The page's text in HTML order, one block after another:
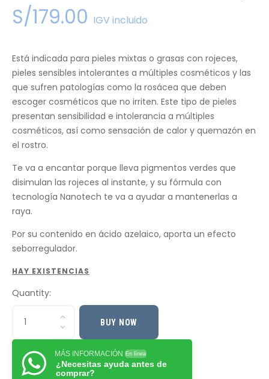
S/179.00 IGV incluido
Está indicada para pieles mixtas o grasas con rojeces,
pieles sensibles intolerantes a múltiples cosméticos y las
que sufren patologías como la rosácea que deben
escoger cosméticos que no irriten. Este tipo de pieles
presentan sensibilidad e intolerancia a múltiples
cosméticos, así como sensación de calor y quemazón en
el rostro.
Te va a encantar porque lleva pigmentos verdes que
disimulan las rojeces al instante, y su fórmula con
tecnología Nanotech te va a ayudar a mantenerlas a
raya.
Por su contenido en ácido azelaico, aporta un efecto
seborregulador.
HAY EXISTENCIAS
Quantity:
BUY NOW
MÁS INFORMACIÓN En línea
¿Necesitas ayuda antes de
comprar?